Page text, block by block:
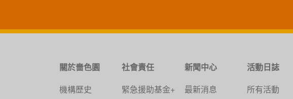
關於嗇色園
機構歷史
社會責任
緊急援助基金+
新聞中心
最新消息
活動日誌
所有活動